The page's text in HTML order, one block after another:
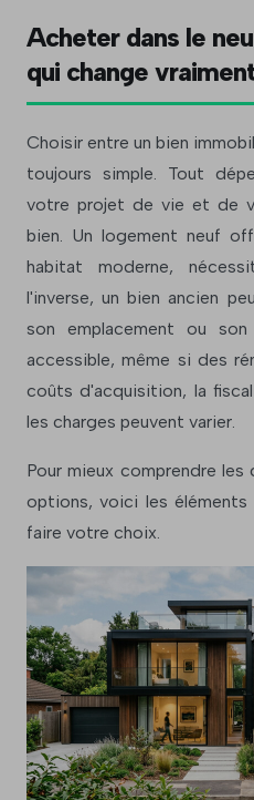
Acheter dans le
qui change
Choisir entre un bien
toujours simple. Tout
votre projet de vie et de
bien. Un logement neuf
habitat moderne,
l'inverse, un bien ancien
son emplacement ou
accessible, même si des
coûts d'acquisition, la
les charges peuvent varier.
Pour mieux comprendre
options, voici les
faire votre choix.